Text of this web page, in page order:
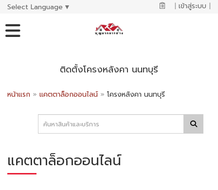
Select Language ▼ | เข้าสู่ระบบ |
ติดตั้งโครงหลังคา นนทบุรี
หน้าแรก » แคตตาล็อกออนไลน์ » โครงหลังคา นนทบุรี
แคตตาล็อกออนไลน์